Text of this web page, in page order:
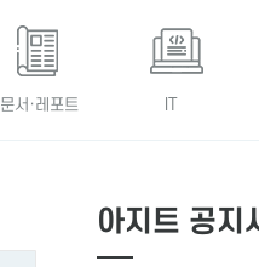
문서·레포트
아지트 공지